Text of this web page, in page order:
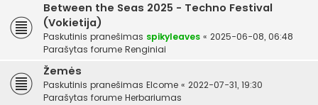
Between the Seas 2025 - Techno Festival
(Vokietija)
Paskutinis pranešimas spikyleaves « 2025-06-08, 06:48
Parašytas forume Renginiai
Žemės
Paskutinis pranešimas Elcome « 2022-07-31, 19:30
Parašytas forume Herbariumas